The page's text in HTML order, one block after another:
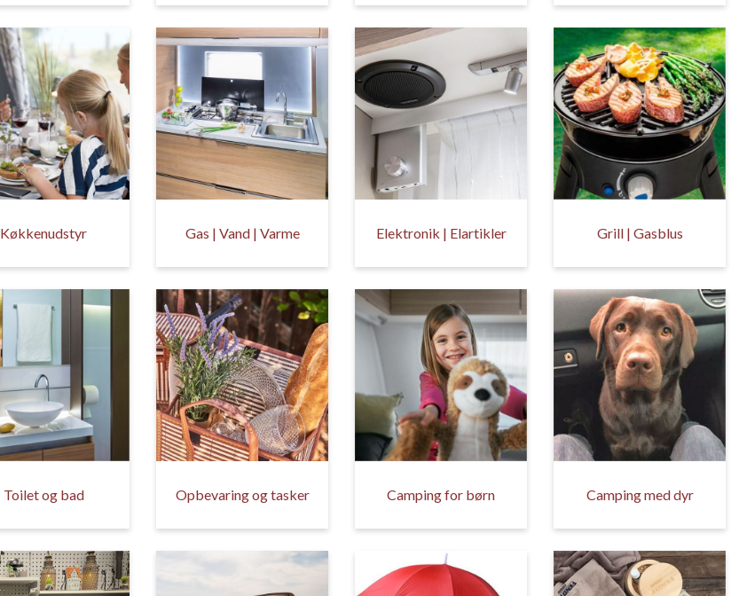
Køkkenudstyr Gas | Vand | Varme Elektronik | Elartikler Grill | Gasblus
Toilet og bad Opbevaring og tasker Camping for børn Camping med dyr